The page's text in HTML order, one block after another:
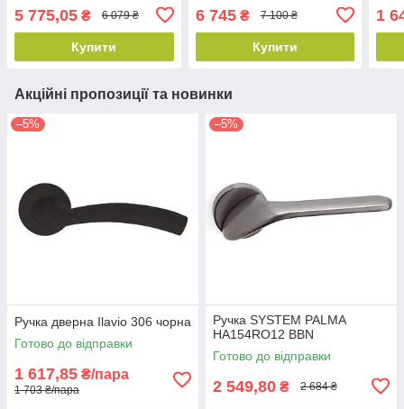
5 775,05 ₴ 6 079 ₴
Купити
6 745₴ 7 100 ₴
Купити
1
Акційні пропозиції та новинки
–5%
Ручка дверна Ilavio 306 чорна
Готово до відправки
1 617,85 ₴/пара
1 703 ₴/пара
–5%
Ручка SYSTEM PALMA
HA154RO12 BBN
Готово до відправки
2 549,80 ₴ 2 684 ₴